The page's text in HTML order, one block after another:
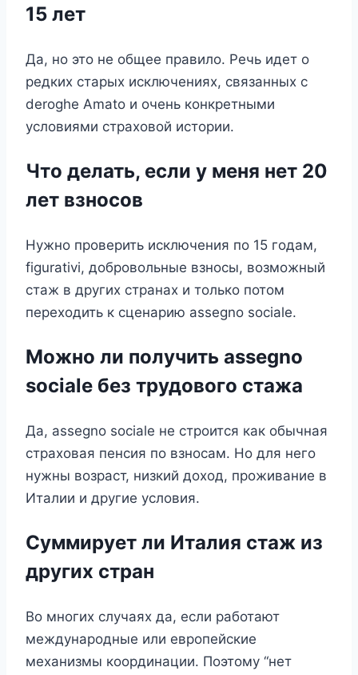
15 лет
Да, но это не общее правило. Речь идет о
редких старых исключениях, связанных с
deroghe Amato и очень конкретными
условиями страховой истории.
Что делать, если у меня нет 20
лет взносов
Нужно проверить исключения по 15 годам,
figurativi, добровольные взносы, возможный
стаж в других странах и только потом
переходить к сценарию assegno sociale.
Можно ли получить assegno
sociale без трудового стажа
Да, assegno sociale не строится как обычная
страховая пенсия по взносам. Но для него
нужны возраст, низкий доход, проживание в
Италии и другие условия.
Суммирует ли Италия стаж из
других стран
Во многих случаях да, если работают
международные или европейские
механизмы координации. Поэтому “нет